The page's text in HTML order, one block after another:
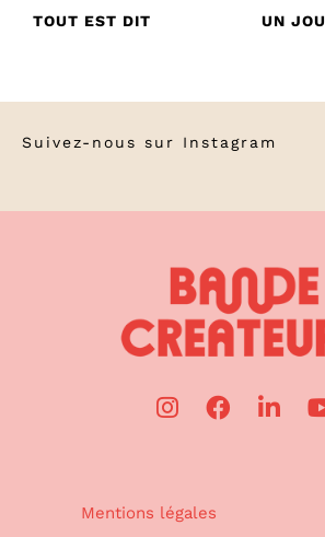
TOUT EST DIT UN
Suivez-nous sur Instagram
Mentions légales